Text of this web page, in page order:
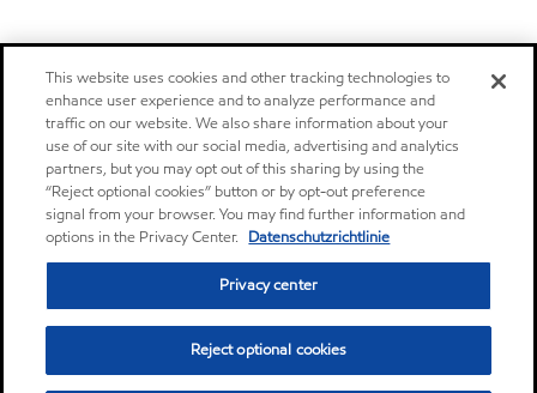
This website uses cookies and other tracking technologies to
enhance user experience and to analyze performance and
traffic on our website. We also share information about your
use of our site with our social media, advertising and analytics
partners, but you may opt out of this sharing by using the
“Reject optional cookies” button or by opt-out preference
signal from your browser. You may find further information and
options in the Privacy Center. Datenschutzrichtlinie
Privacy center
Reject optional cookies